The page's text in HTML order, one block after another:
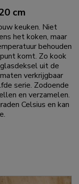
cm
keuken. Niet
het koken, maar
behouden
komt. Zo kook
uit de
verkrijgbaar
serie. Zodoende
en verzamelen.
Celsius en kan